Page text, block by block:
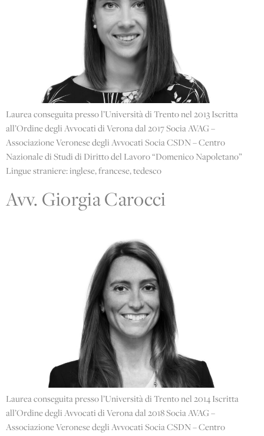
Laurea conseguita presso l’Università di Trento nel 2013 Iscritta
all’Ordine degli Avvocati di Verona dal 2017 Socia AVAG –
Associazione Veronese degli Avvocati Socia CSDN – Centro
Nazionale di Studi di Diritto del Lavoro “Domenico Napoletano”
Lingue straniere: inglese, francese, tedesco
Avv. Giorgia Carocci
Laurea conseguita presso l’Università di Trento nel 2014 Iscritta
all’Ordine degli Avvocati di Verona dal 2018 Socia AVAG –
Associazione Veronese degli Avvocati Socia CSDN – Centro